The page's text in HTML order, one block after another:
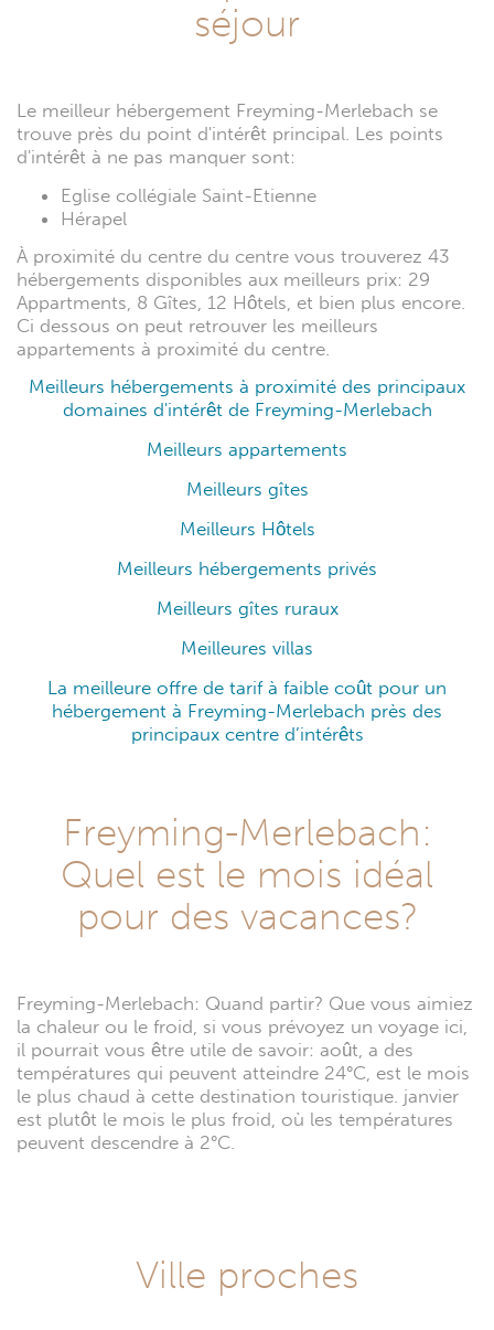
séjour
Le meilleur hébergement Freyming-Merlebach se
trouve près du point d'intérêt principal. Les points
d'intérêt à ne pas manquer sont:
Eglise collégiale Saint-Etienne
Hérapel
À proximité du centre du centre vous trouverez 43
hébergements disponibles aux meilleurs prix: 29
Appartments, 8 Gîtes, 12 Hôtels, et bien plus encore.
Ci dessous on peut retrouver les meilleurs
appartements à proximité du centre.
Meilleurs hébergements à proximité des principaux
domaines d'intérêt de Freyming-Merlebach
Meilleurs appartements
Meilleurs gîtes
Meilleurs Hôtels
Meilleurs hébergements privés
Meilleurs gîtes ruraux
Meilleures villas
La meilleure offre de tarif à faible coût pour un
hébergement à Freyming-Merlebach près des
principaux centre d’intérêts
Freyming-Merlebach:
Quel est le mois idéal
pour des vacances?
Freyming-Merlebach: Quand partir? Que vous aimiez
la chaleur ou le froid, si vous prévoyez un voyage ici,
il pourrait vous être utile de savoir: août, a des
températures qui peuvent atteindre 24°C, est le mois
le plus chaud à cette destination touristique. janvier
est plutôt le mois le plus froid, où les températures
peuvent descendre à 2°C.
Ville proches